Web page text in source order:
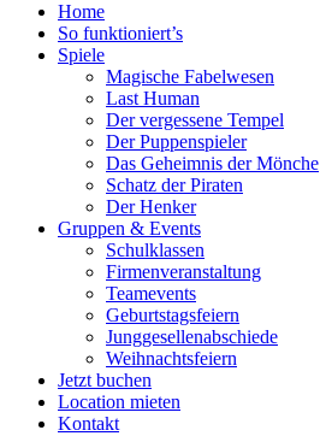
Home
So funktioniert’s
Spiele
Magische Fabelwesen
Last Human
Der vergessene Tempel
Der Puppenspieler
Das Geheimnis der Mönche
Schatz der Piraten
Der Henker
Gruppen & Events
Schulklassen
Firmenveranstaltung
Teamevents
Geburtstagsfeiern
Junggesellenabschiede
Weihnachtsfeiern
Jetzt buchen
Location mieten
Kontakt